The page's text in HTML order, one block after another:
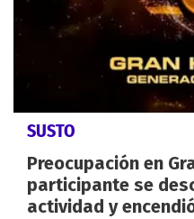
SUSTO
Preocupación en
participante se
actividad y